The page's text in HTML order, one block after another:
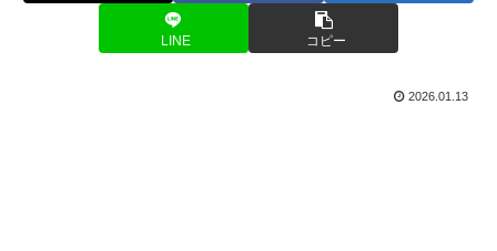
LINE コピー
2026.01.13